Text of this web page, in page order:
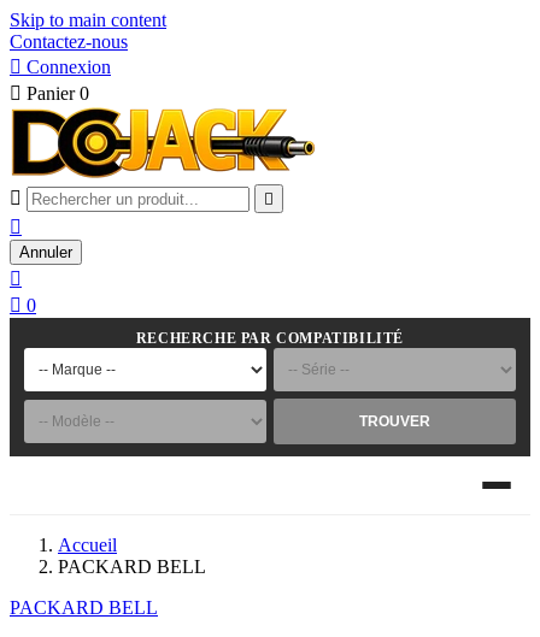
Skip to main content
Contactez-nous
 Connexion
 Panier 0
 

Annuler

 0
RECHERCHE PAR COMPATIBILITÉ
TROUVER
Accueil
PACKARD BELL
PACKARD BELL